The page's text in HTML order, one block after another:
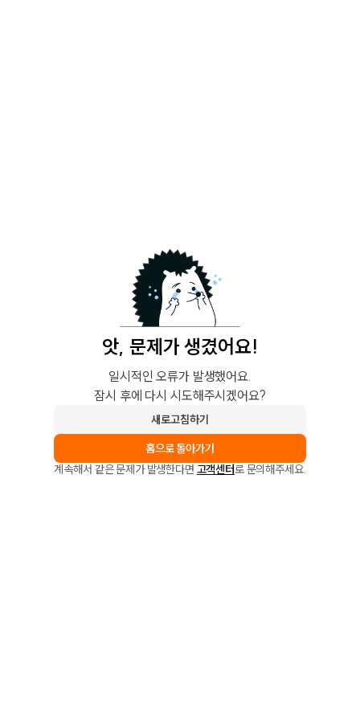
앗, 문제가 생겼어요!
일시적인 오류가 발생했어요.
잠시 후에 다시 시도해주시겠어요?
새로고침하기
홈으로 돌아가기
계속해서 같은 문제가 발생한다면 고객센터로 문의해주세요.